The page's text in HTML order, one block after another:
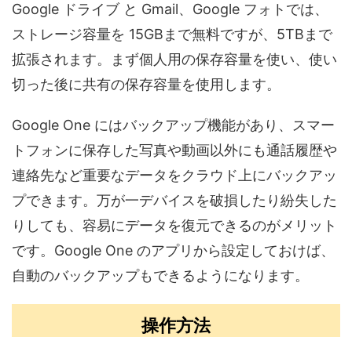
Google ドライブ と​ Gmail、​Google フォトでは、​
ストレージ容量を​ 15GBまで無料ですが、5TBまで
拡張されます。まず​個人用の​保存容量を​使い、​使い​
切った​後に​共有の​保存容量を​使用します。
Google One には​バックアップ機能が​あり、​スマー
トフォンに​保存した​写真や​動画以外にも​通話履歴や​
連絡先など​重要な​データを​クラウド上に​バックアッ
プできます。​万が​一デバイスを​破損したり紛失した
りしても、​容易に​データを​復元できるのが​メリット
です。​Google One の​アプリから​設定しておけば、​
自動の​バックアップも​できるようになります。
操作方法